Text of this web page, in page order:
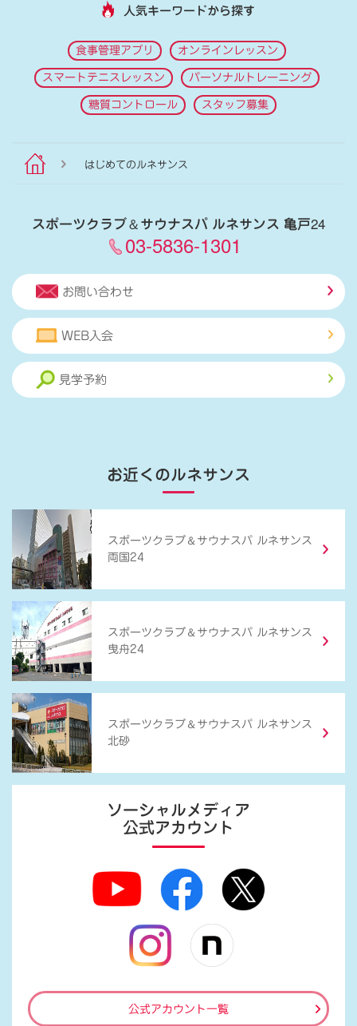
人気キーワードから探す
食事管理アプリ オンラインレッスン
スマートテニスレッスン パーソナルトレーニング
糖質コントロール スタッフ募集
はじめてのルネサンス
スポーツクラブ＆サウナスパ ルネサンス 亀戸24
03-5836-1301
お問い合わせ
WEB入会
見学予約
お近くのルネサンス
スポーツクラブ ＆ サウナスパ ルネサンス
両国24
スポーツクラブ ＆ サウナスパ ルネサンス
曳舟24
スポーツクラブ ＆ サウナスパ ルネサンス
北砂
ソーシャルメディア
公式アカウント
公式アカウント一覧